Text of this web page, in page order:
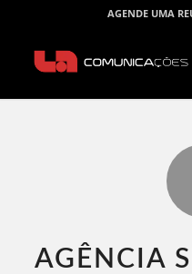
AGENDE UMA
AGÊNCIA